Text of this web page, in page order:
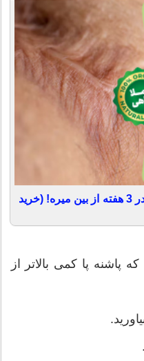
جای هر زخم و بخیه با این روش در 3 هفته از بین میره! (خرید
پاشنه پا کمی بالاتر از